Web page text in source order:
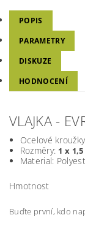
POPIS
PARAMETRY
DISKUZE
HODNOCENÍ
VLAJKA -
Ocelové
Rozměry: 1 x
Material:
Hmotnost
Buďte první, kdo